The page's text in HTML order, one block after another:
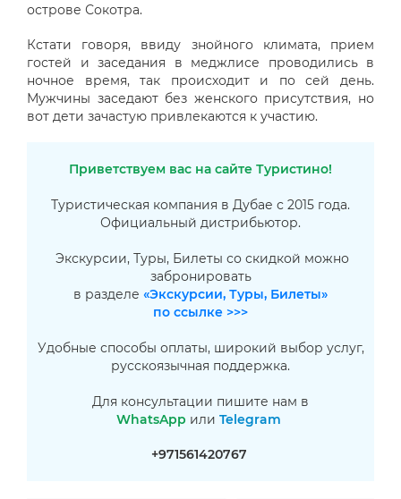
острове Сокотра.
Кстати говоря, ввиду знойного климата, прием
гостей и заседания в меджлисе проводились в
ночное время, так происходит и по сей день.
Мужчины заседают без женского присутствия, но
вот дети зачастую привлекаются к участию.
Приветствуем вас на сайте Туристино!
Туристическая компания в Дубае с 2015 года.
Официальный дистрибьютор.
Экскурсии, Туры, Билеты со скидкой можно
забронировать
в разделе «Экскурсии, Туры, Билеты»
по ссылке >>>
Удобные способы оплаты, широкий выбор услуг,
русскоязычная поддержка.
Для консультации пишите нам в
WhatsApp или Telegram
+971561420767